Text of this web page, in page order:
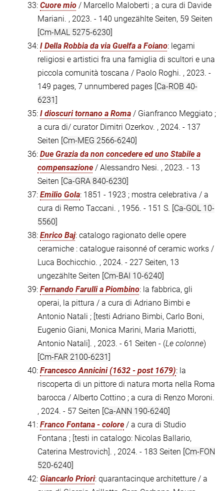
33: Cuore mio / Marcello Maloberti ; a cura di Davide
Mariani. , 2023. - 140 ungezählte Seiten, 59 Seiten
[Cm-MAL 5275-6230]
34: I Della Robbia da via Guelfa a Foiano: legami
religiosi e artistici fra una famiglia di scultori e una
piccola comunità toscana / Paolo Roghi. , 2023. -
149 pages, 7 unnumbered pages [Ca-ROB 40-
6231]
35: I dioscuri tornano a Roma / Gianfranco Meggiato ;
a cura di/ curator Dimitri Ozerkov. , 2024. - 137
Seiten [Cm-MEG 2566-6240]
36: Due Grazia da non concedere ed uno Stabile a
compensazione / Alessandro Nesi. , 2023. - 13
Seiten [Ca-GRA 840-6230]
37: Emilio Gola: 1851 - 1923 ; mostra celebrativa / a
cura di Remo Taccani. , 1956. - 151 S. [Ca-GOL 10-
5560]
38: Enrico Baj: catalogo ragionato delle opere
ceramiche : catalogue raisonné of ceramic works /
Luca Bochicchio. , 2024. - 227 Seiten, 13
ungezählte Seiten [Cm-BAI 10-6240]
39: Fernando Farulli a Piombino: la fabbrica, gli
operai, la pittura / a cura di Adriano Bimbi e
Antonio Natali ; [testi Adriano Bimbi, Carlo Boni,
Eugenio Giani, Monica Marini, Maria Mariotti,
Antonio Natali]. , 2023. - 61 Seiten - (Le colonne)
[Cm-FAR 2100-6231]
40: Francesco Annicini (1632 - post 1679): la
riscoperta di un pittore di natura morta nella Roma
barocca / Alberto Cottino ; a cura di Renzo Moroni.
, 2024. - 57 Seiten [Ca-ANN 190-6240]
41: Franco Fontana - colore / a cura di Studio
Fontana ; [testi in catalogo: Nicolas Ballario,
Caterina Mestrovich]. , 2024. - 183 Seiten [Cm-FON
520-6240]
42: Giancarlo Priori: quarantacinque architetture / a